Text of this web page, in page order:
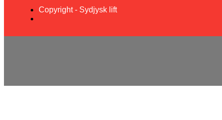
Copyright - Sydjysk lift